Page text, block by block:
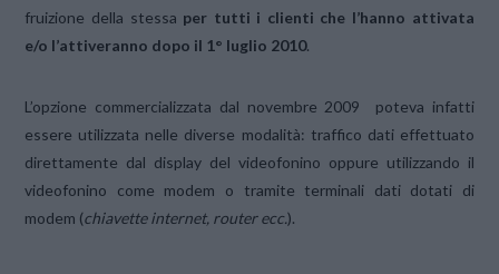
fruizione della stessa per tutti i clienti che l’hanno attivata
e/o l’attiveranno dopo il 1° luglio 2010.
L’opzione commercializzata dal novembre 2009 poteva infatti
essere utilizzata nelle diverse modalità: traffico dati effettuato
direttamente dal display del videofonino oppure utilizzando il
videofonino come modem o tramite terminali dati dotati di
modem (chiavette internet, router ecc.).